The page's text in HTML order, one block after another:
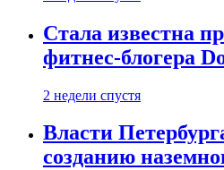
Стала известна
фитнес-блогера
2 недели спустя
Власти
созданию